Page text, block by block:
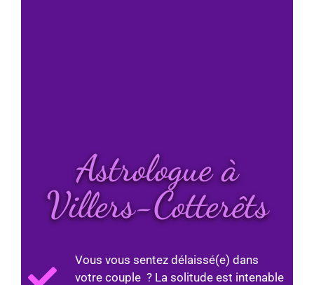
Astrologue à
Villers-Cotterêts
Vous vous sentez délaissé(e) dans
votre couple ? La solitude est intenable